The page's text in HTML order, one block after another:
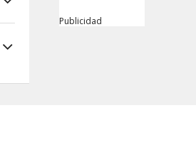
Publicidad